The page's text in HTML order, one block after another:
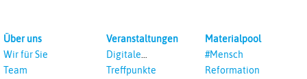
Über uns
Wir für Sie
Team
Veranstaltungen
Digitale
Veranstaltungen
Treffpunkte
Materialpool
#Mensch
Reformation